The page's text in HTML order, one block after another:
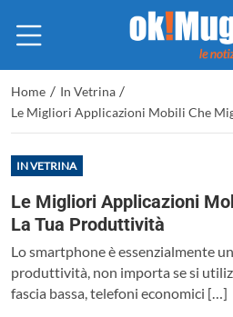
Home / In Vetrina /
Le Migliori Applicazioni Mobili Che
IN VETRINA
Le Migliori Applicazioni
La Tua Produttività
Lo smartphone è essenzialmente
produttività, non importa se si
fascia bassa, telefoni economici […]